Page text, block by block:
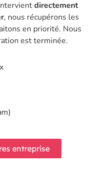
directement
, nous récupérons les
en priorité. Nous
est terminée.
entreprise